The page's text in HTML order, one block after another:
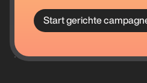
Start gerichte